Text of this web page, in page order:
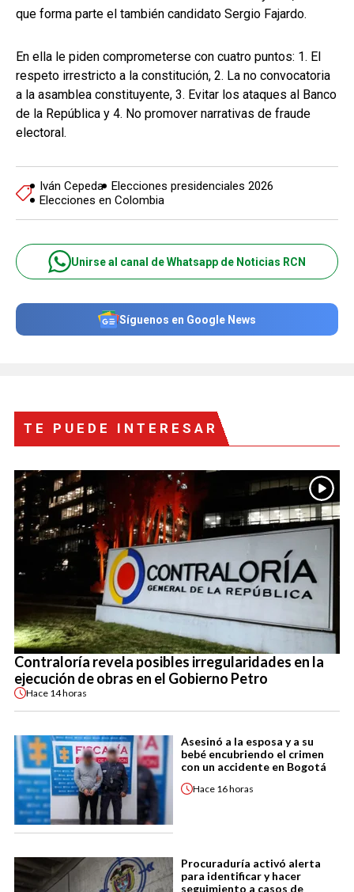
que forma parte el también candidato Sergio Fajardo.
En ella le piden comprometerse con cuatro puntos: 1. El
respeto irrestricto a la constitución, 2. La no convocatoria
a la asamblea constituyente, 3. Evitar los ataques al Banco
de la República y 4. No promover narrativas de fraude
electoral.
Iván Cepeda Elecciones presidenciales 2026
Elecciones en Colombia
Unirse al canal de Whatsapp de Noticias RCN
Síguenos en Google News
TE PUEDE INTERESAR
Contraloría revela posibles irregularidades en la
ejecución de obras en el Gobierno Petro
Hace 14 horas
Asesinó a la esposa y a su
bebé encubriendo el crimen
con un accidente en Bogotá
Hace 16 horas
Procuraduría activó alerta
para identificar y hacer
seguimiento a casos de